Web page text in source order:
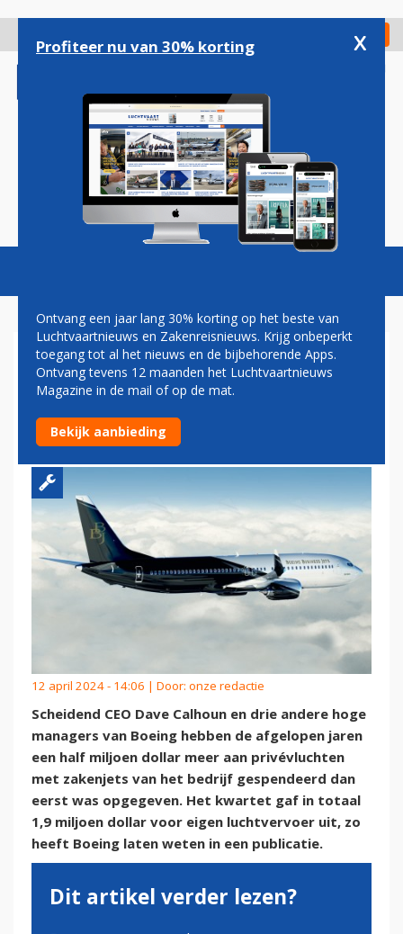
gaan
Check in
Magazine Podcasts Vacatures
TOPMANAGERS BOEING
VLOGEN PRIVÉ VOOR 1,9
MILJOEN DOLLAR
12 april 2024 - 14:06 | Door: onze redactie
Scheidend CEO Dave Calhoun en drie andere hoge
managers van Boeing hebben de afgelopen jaren
een half miljoen dollar meer aan privévluchten
met zakenjets van het bedrijf gespendeerd dan
eerst was opgegeven. Het kwartet gaf in totaal
1,9 miljoen dollar voor eigen luchtvervoer uit, zo
heeft Boeing laten weten in een publicatie.
Dit artikel verder lezen?
Profiteer nu van 30% korting x
Ontvang een jaar lang 30% korting op het beste van
Luchtvaartnieuws en Zakenreisnieuws. Krijg onbeperkt
toegang tot al het nieuws en de bijbehorende Apps.
Ontvang tevens 12 maanden het Luchtvaartnieuws
Magazine in de mail of op de mat.
Bekijk aanbieding